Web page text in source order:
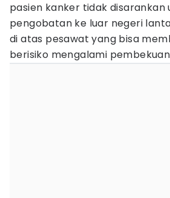
pasien kanker tidak disarankan
pengobatan ke luar negeri
di atas pesawat yang bisa
berisiko mengalami